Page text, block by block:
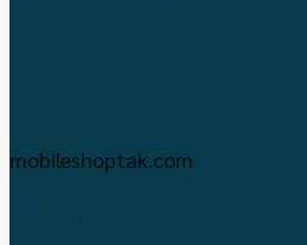
mobileshoptak.com